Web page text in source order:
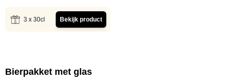
3 x 30cl Bekijk product
Bierpakket met glas